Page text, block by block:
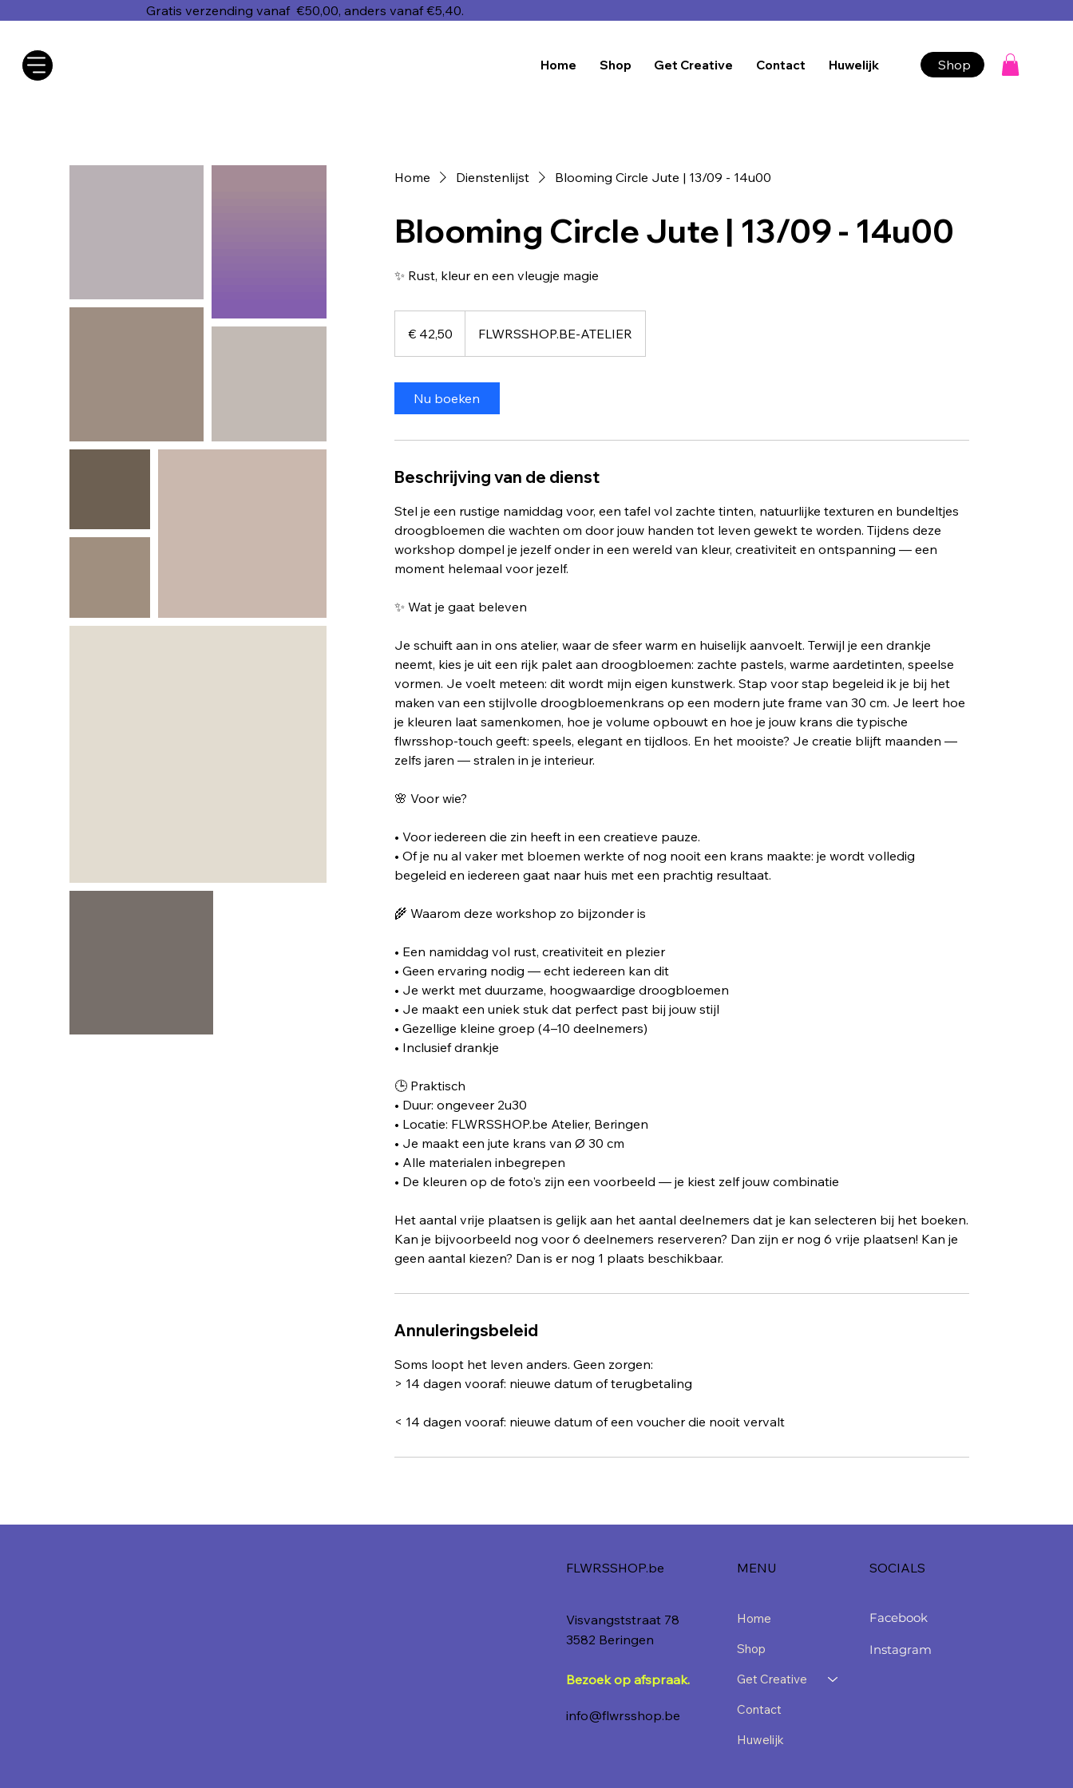
Gratis verzending vanaf €50,00, anders vanaf €5,40.
Home Dienstenlijst Blooming Circle Jute | 13/09 - 14u00
Blooming Circle Jute | 13/09 - 14u00
✨ Rust, kleur en een vleugje magie
€ 42,50 FLWRSSHOP.BE-ATELIER
Nu boeken
Beschrijving van de dienst
Stel je een rustige namiddag voor, een tafel vol zachte tinten, natuurlijke texturen en bundeltjes
droogbloemen die wachten om door jouw handen tot leven gewekt te worden. Tijdens deze
workshop dompel je jezelf onder in een wereld van kleur, creativiteit en ontspanning — een
moment helemaal voor jezelf.
✨ Wat je gaat beleven
Je schuift aan in ons atelier, waar de sfeer warm en huiselijk aanvoelt. Terwijl je een drankje
neemt, kies je uit een rijk palet aan droogbloemen: zachte pastels, warme aardetinten, speelse
vormen. Je voelt meteen: dit wordt mijn eigen kunstwerk. Stap voor stap begeleid ik je bij het
maken van een stijlvolle droogbloemenkrans op een modern jute frame van 30 cm. Je leert hoe
je kleuren laat samenkomen, hoe je volume opbouwt en hoe je jouw krans die typische
flwrsshop‑touch geeft: speels, elegant en tijdloos. En het mooiste? Je creatie blijft maanden —
zelfs jaren — stralen in je interieur.
🌸 Voor wie?
• Voor iedereen die zin heeft in een creatieve pauze.
• Of je nu al vaker met bloemen werkte of nog nooit een krans maakte: je wordt volledig
begeleid en iedereen gaat naar huis met een prachtig resultaat.
🌾 Waarom deze workshop zo bijzonder is
• Een namiddag vol rust, creativiteit en plezier
• Geen ervaring nodig — echt iedereen kan dit
• Je werkt met duurzame, hoogwaardige droogbloemen
• Je maakt een uniek stuk dat perfect past bij jouw stijl
• Gezellige kleine groep (4–10 deelnemers)
• Inclusief drankje
🕒 Praktisch
• Duur: ongeveer 2u30
• Locatie: FLWRSSHOP.be Atelier, Beringen
• Je maakt een jute krans van Ø 30 cm
• Alle materialen inbegrepen
• De kleuren op de foto's zijn een voorbeeld — je kiest zelf jouw combinatie
Het aantal vrije plaatsen is gelijk aan het aantal deelnemers dat je kan selecteren bij het boeken.
Kan je bijvoorbeeld nog voor 6 deelnemers reserveren? Dan zijn er nog 6 vrije plaatsen! Kan je
geen aantal kiezen? Dan is er nog 1 plaats beschikbaar.
Annuleringsbeleid
Soms loopt het leven anders. Geen zorgen:
> 14 dagen vooraf: nieuwe datum of terugbetaling
< 14 dagen vooraf: nieuwe datum of een voucher die nooit vervalt
Shop
Home Shop Get Creative Contact Huwelijk
FLWRSSHOP.be
Visvangststraat 78
3582 Beringen
Bezoek op afspraak.
info@flwrsshop.be
MENU
Home
Shop
Get Creative
Contact
Huwelijk
SOCIALS
Facebook
Instagram